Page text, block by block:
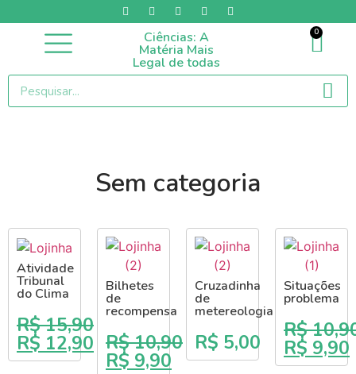
Ciências: A
Matéria Mais
Legal de todas
0
Sem categoria
Atividade
Tribunal
do Clima
R$15,90
R$ 12,90
Bilhetes
de
recompensa
R$10,90
R$ 9,90
Cruzadinha
de
metereologia
R$ 5,00
Situações
problema
R$
R$ 9,90